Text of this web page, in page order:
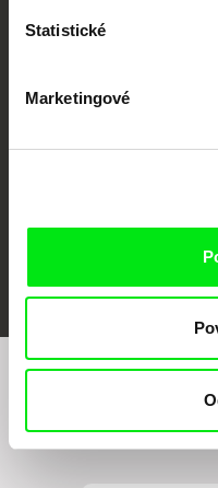
Statistické
Marketingové
Chcete být